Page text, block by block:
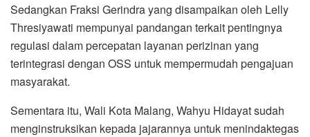
Sedangkan Fraksi Gerindra yang disampaikan oleh Lelly
Thresiyawati mempunyai pandangan terkait pentingnya
regulasi dalam percepatan layanan perizinan yang
terintegrasi dengan OSS untuk mempermudah pengajuan
masyarakat.
Sementara itu, Wali Kota Malang, Wahyu Hidayat sudah
menginstruksikan kepada jajarannya untuk menindaktegas